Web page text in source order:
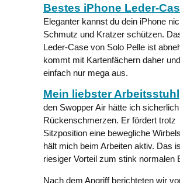
Bestes iPhone Leder-
Eleganter kannst du dein iPhone
Schmutz und Kratzer schützen.
Leder-Case von Solo Pelle ist
kommt mit Kartenfächern daher
einfach nur mega aus.
Mein liebster Arbeitsstuhl
den Swopper Air hätte ich
Rückenschmerzen. Er fördert trotz
Sitzposition eine bewegliche
hält mich beim Arbeiten aktiv. Das
riesiger Vorteil zum stink normalen
Nach dem Angriff berichteten wir